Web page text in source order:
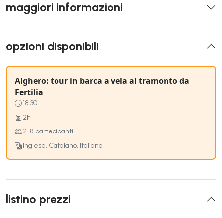
maggiori informazioni
opzioni disponibili
Alghero: tour in barca a vela al tramonto da
Fertilia
18:30
2h
2-8 partecipanti
Inglese, Catalano, Italiano
listino prezzi